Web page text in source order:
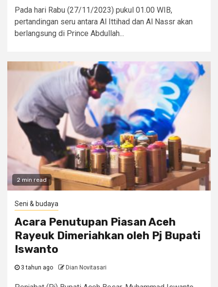
Pada hari Rabu (27/11/2023) pukul 01.00 WIB,
pertandingan seru antara Al Ittihad dan Al Nassr akan
berlangsung di Prince Abdullah...
2 min read
Seni & budaya
Acara Penutupan Piasan Aceh
Rayeuk Dimeriahkan oleh Pj Bupati
Iswanto
3 tahun ago Dian Novitasari